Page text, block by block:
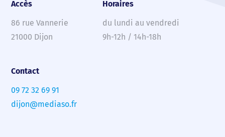
Accès
86 rue Vannerie
21000 Dijon
Horaires
du lundi au vendredi
9h-12h / 14h-18h
Contact
09 72 32 69 91
dijon@mediaso.fr